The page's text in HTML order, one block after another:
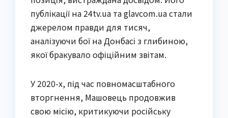
публікації на 24tv.ua та glavcom.ua стали
джерелом правди для тисяч,
аналізуючи бої на Донбасі з глибиною,
якої бракувало офіційним звітам.
У 2020-х, під час повномасштабного
вторгнення, Машовець продовжив
свою місію, критикуючи російську